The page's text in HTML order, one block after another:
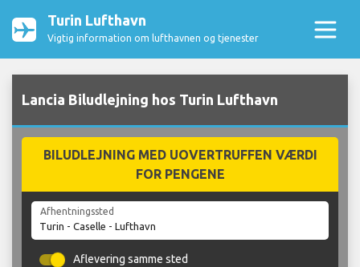
Turin Lufthavn
Vigtig information om lufthavnen og tjenester
Lancia Biludlejning hos Turin Lufthavn
BILUDLEJNING MED UOVERTRUFFEN VÆRDI
FOR PENGENE
Afhentningssted
Aflevering samme sted